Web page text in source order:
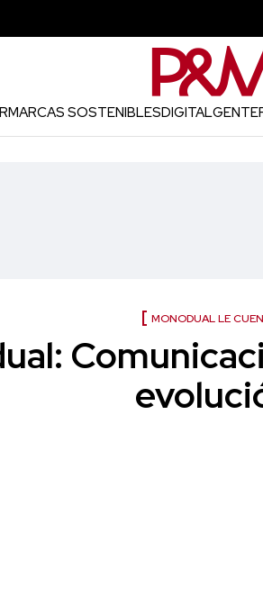
MARCAS SOSTENIBLESDIGITALGENTE
MONODUAL LE